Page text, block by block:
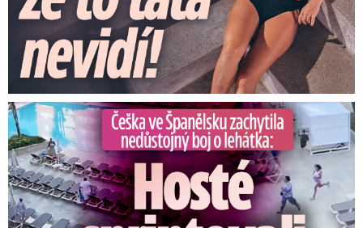
Češka ve Španělsku natočila nedůstojný boj o lehátka